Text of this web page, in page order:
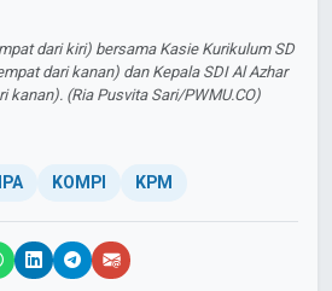
dari kiri) bersama Kasie Kurikulum SD
dari kanan) dan Kepala SDI Al Azhar
kanan). (Ria Pusvita Sari/PWMU.CO)
KOMPI KPM